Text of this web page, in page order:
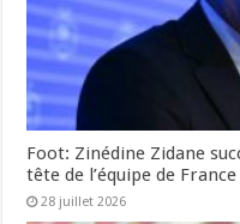
Foot: Zinédine Zidane
tête de l’équipe de France
28 juillet 2026